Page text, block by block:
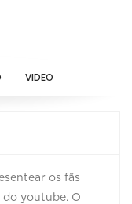
VIDEO
os fãs
do youtube. O